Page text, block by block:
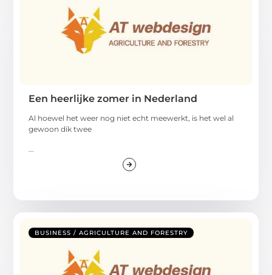
Een heerlijke zomer in Nederland
Al hoewel het weer nog niet echt meewerkt, is het wel al
gewoon dik twee
BUSINESS / AGRICULTURE AND FORESTRY